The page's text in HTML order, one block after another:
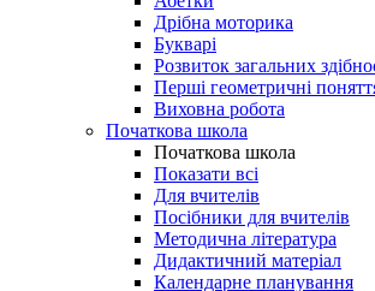
Дрібна моторика
Букварі
Розвиток загальних
Перші геометричні
Виховна робота
Початкова школа
Початкова школа
Показати всі
Для вчителів
Посібники для вчителів
Методична література
Дидактичний матеріал
Календарне планування